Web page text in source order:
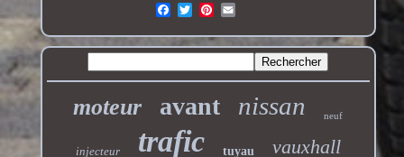
moteur avant nissan neuf
injecteur trafic tuyau vauxhall